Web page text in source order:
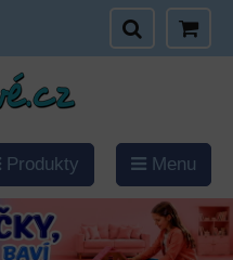
Produkty Menu